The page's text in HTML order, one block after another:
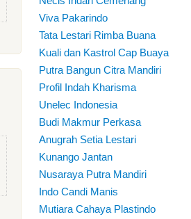
Viva Pakarindo
Tata Lestari Rimba Buana
Kuali dan Kastrol Cap Buaya
Putra Bangun Citra Mandiri
Profil Indah Kharisma
Unelec Indonesia
Budi Makmur Perkasa
Anugrah Setia Lestari
Kunango Jantan
Nusaraya Putra Mandiri
Indo Candi Manis
Mutiara Cahaya Plastindo